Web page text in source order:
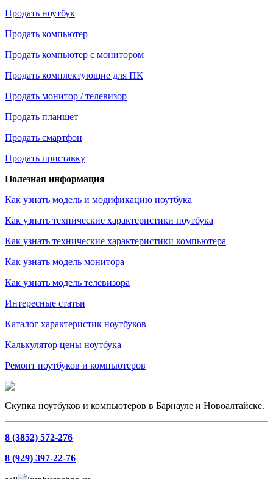
Продать ноутбук
Продать компьютер
Продать компьютер с монитором
Продать комплектующие для ПК
Продать монитор / телевизор
Продать планшет
Продать смартфон
Продать приставку
Полезная информация
Как узнать модель и модификацию ноутбука
Как узнать технические характеристики ноутбука
Как узнать технические характеристики компьютера
Как узнать модель монитора
Как узнать модель телевизора
Интересные статьи
Каталог характеристик ноутбуков
Калькулятор цены ноутбука
Ремонт ноутбуков и компьютеров
Скупка ноутбуков и компьютеров в Барнауле и Новоалтайске.
8 (3852) 572-276
8 (929) 397-22-76